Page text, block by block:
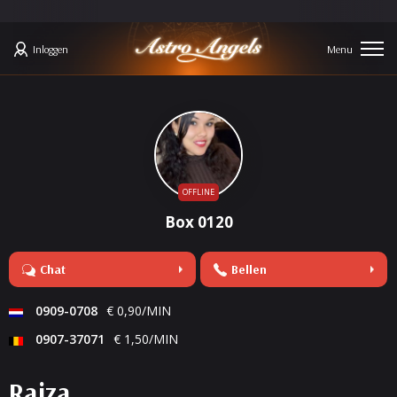
Inloggen
OFFLINE
Box 0120
Chat Bellen
0909-0708 € 0,90/MIN
0907-37071
€ 1,50/MIN